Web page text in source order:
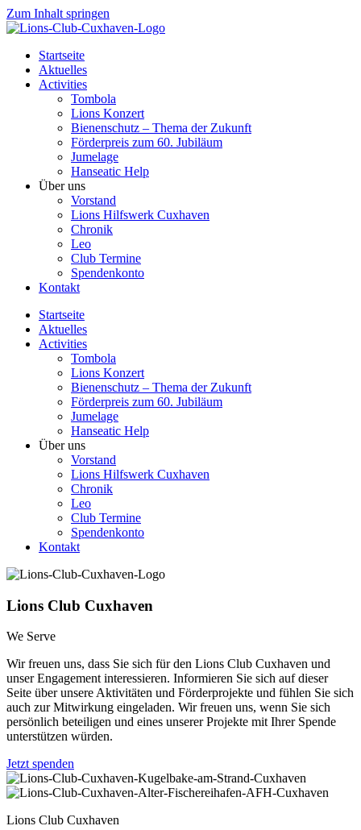
Zum Inhalt springen
Startseite
Aktuelles
Activities
Tombola
Lions Konzert
Bienenschutz – Thema der Zukunft
Förderpreis zum 60. Jubiläum
Jumelage
Hanseatic Help
Über uns
Vorstand
Lions Hilfswerk Cuxhaven
Chronik
Leo
Club Termine
Spendenkonto
Kontakt
Startseite
Aktuelles
Activities
Tombola
Lions Konzert
Bienenschutz – Thema der Zukunft
Förderpreis zum 60. Jubiläum
Jumelage
Hanseatic Help
Über uns
Vorstand
Lions Hilfswerk Cuxhaven
Chronik
Leo
Club Termine
Spendenkonto
Kontakt
Lions Club Cuxhaven
We Serve
Wir freuen uns, dass Sie sich für den Lions Club Cuxhaven und
unser Engagement interessieren. Informieren Sie sich auf dieser
Seite über unsere Aktivitäten und Förderprojekte und fühlen Sie sich
auch zur Mitwirkung eingeladen. Wir freuen uns, wenn Sie sich
persönlich beteiligen und eines unserer Projekte mit Ihrer Spende
unterstützen würden.
Jetzt spenden
Lions Club Cuxhaven